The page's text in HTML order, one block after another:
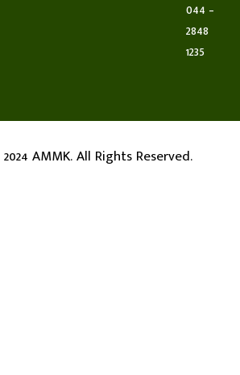
மாநகர் வடக்கு மாவட்டம்,
வட்டக் கழக செயலாளர் திரு…
044 –
2848
1235
AMMK. All Rights Reserved.